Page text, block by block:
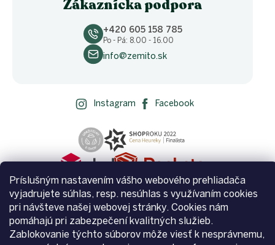
Príslušným nastavením vášho webového prehliadača
vyjadrujete súhlas, resp. nesúhlas s využívaním cookies
pri návšteve našej webovej stránky. Cookies nám
pomáhajú pri zabezpečení kvalitných služieb.
Zablokovanie týchto súborov môže viesť k nesprávnemu,
Zákaznícka podpora
+420 605 158 785
Po - Pá: 8.00 - 16.00
info@zemito.sk
Instagram Facebook